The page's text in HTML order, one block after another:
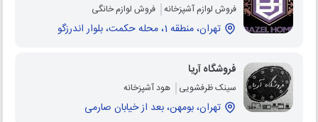
فروش لوازم آشپزخانه فروش لوازم خانگی
تهران، منطقه 1، محله حکمت، بلوار اندرزگو
فروشگاه آریا
سینک ظرفشویی هود آشپزخانه
تهران، بومهن، بعد از خیابان صارمی